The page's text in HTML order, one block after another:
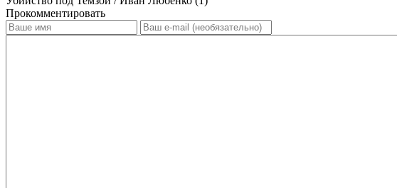
Прокомментировать